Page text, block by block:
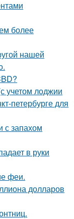
более
нашей
учетом лоджии
петербурге для
с запахом
в руки
феи.
долларов